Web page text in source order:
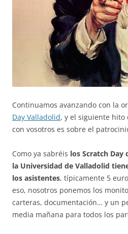
Continuamos avanzando con la
Day Valladolid, y el siguiente
con vosotros es sobre el
Como ya sabréis los Scratch Day
la Universidad de Valladolid
los asistentes, típicamente 5
eso, nosotros ponemos los
carteras, documentación… y un
media mañana para todos los